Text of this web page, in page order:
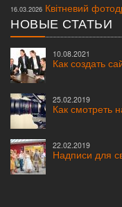
16.03.2026 Квітневий
НОВЫЕ СТАТЬИ
10.08.2021
Как создать
25.02.2019
Как смотреть
22.02.2019
Надписи для